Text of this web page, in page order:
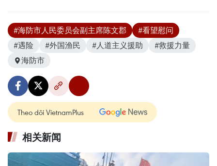
#海防市人民委员会副主席陈文郡
#看望慰问
#遇险
#外国渔民 #人道主义援助
#救援力量
海防市
Theo dõi VietnamPlus
相关新闻